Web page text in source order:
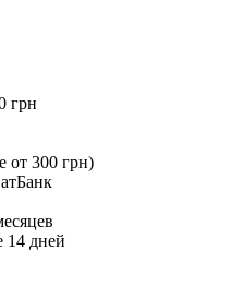
грн
от 300 грн)
14 дней